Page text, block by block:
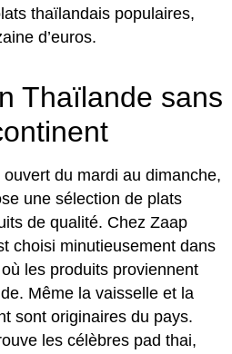
thaïlandais populaires,
d’euros.
Thaïlande sans
du mardi au dimanche,
une sélection de plats
de qualité. Chez Zaap
choisi minutieusement dans
les produits proviennent
Même la vaisselle et la
sont originaires du pays.
les célèbres pad thai,